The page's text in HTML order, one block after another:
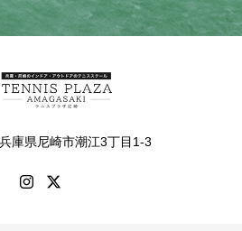
庫県尼崎市潮江3丁目1-3